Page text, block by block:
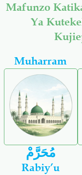
Mafunzo
Ya
Muharram
مُحَرَّمْ
Rabiy’u